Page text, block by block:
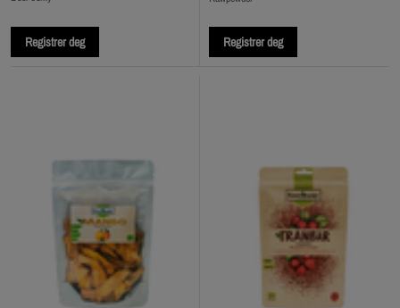
Registrer deg Registrer deg